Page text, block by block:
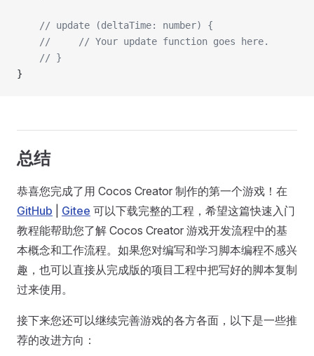
    // update (deltaTime: number) {
    //     // Your update function goes here.
    // }
}
总结
恭喜您完成了用 Cocos Creator 制作的第一个游戏！在
GitHub
Gitee 可以下载完整的工程，希望这篇快速入门
教程能帮助您了解 Cocos Creator 游戏开发流程中的基
本概念和工作流程。如果您对编写和学习脚本编程不感兴
趣，也可以直接从完成版的项目工程中把写好的脚本复制
过来使用。
接下来您还可以继续完善游戏的各方各面，以下是一些推
荐的改进方向：